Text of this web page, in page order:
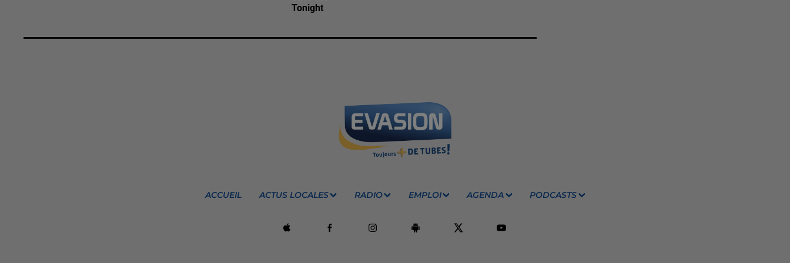
Tonight
ACCUEIL ACTUS LOCALES RADIO EMPLOI AGENDA PODCASTS